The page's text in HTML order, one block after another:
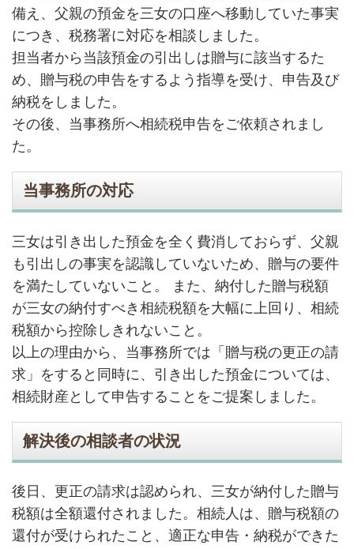
備え、父親の預金を三女の口座へ移動していた事実
につき、税務署に対応を相談しました。
担当者から当該預金の引出しは贈与に該当するた
め、贈与税の申告をするよう指導を受け、申告及び
納税をしました。
その後、当事務所へ相続税申告をご依頼されまし
た。
当事務所の対応
三女は引き出した預金を全く費消しておらず、父親
も引出しの事実を認識していないため、贈与の要件
を満たしていないこと。 また、納付した贈与税額
が三女の納付すべき相続税額を大幅に上回り、相続
税額から控除しきれないこと。
以上の理由から、当事務所では「贈与税の更正の請
求」をすると同時に、引き出した預金については、
相続財産として申告することをご提案しました。
解決後の相談者の状況
後日、更正の請求は認められ、三女が納付した贈与
税額は全額還付されました。相続人は、贈与税額の
還付が受けられたこと、適正な申告・納税ができた